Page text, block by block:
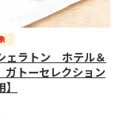
ェラトン ホテル＆
トーセレクション